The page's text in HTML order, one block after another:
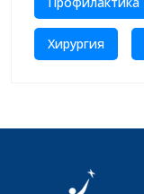
Хирургия